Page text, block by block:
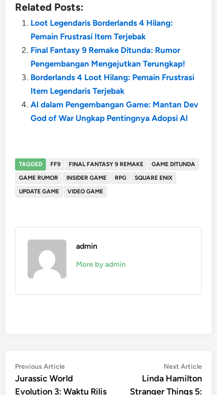
Related Posts:
Loot Legendaris Borderlands 4 Hilang:
Pemain Frustrasi Item Terjebak
Final Fantasy 9 Remake Ditunda: Rumor
Pengembangan Mengejutkan Terungkap!
Borderlands 4 Loot Hilang: Pemain Frustrasi
Item Legendaris Terjebak
AI dalam Pengembangan Game: Mantan Dev
God of War Ungkap Pentingnya Adopsi AI
TAGGED FF9 FINAL FANTASY 9 REMAKE
GAME DITUNDA
GAME RUMOR
INSIDER GAME RPG
SQUARE ENIX
UPDATE GAME
VIDEO GAME
admin
More by admin
Post
navigation
Previous ArticlePrevious
article:
Jurassic World
Evolution 3: Waktu Rilis
Next Article
Linda Hamilton
Stranger Things 5: